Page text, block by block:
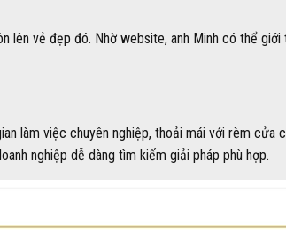
lên vẻ đẹp đó. Nhờ website, anh Minh có thể
làm việc chuyên nghiệp, thoải mái với rèm cửa
nghiệp dễ dàng tìm kiếm giải pháp phù hợp.